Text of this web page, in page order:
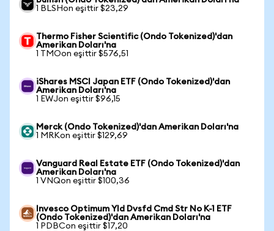
1 BLSHon eşittir $23,29
Thermo Fisher Scientific (Ondo Tokenized)'dan
Amerikan Doları'na
1 TMOon eşittir $576,51
iShares MSCI Japan ETF (Ondo Tokenized)'dan
Amerikan Doları'na
1 EWJon eşittir $96,15
Merck (Ondo Tokenized)'dan Amerikan Doları'na
1 MRKon eşittir $129,69
Vanguard Real Estate ETF (Ondo Tokenized)'dan
Amerikan Doları'na
1 VNQon eşittir $100,36
Invesco Optimum Yld Dvsfd Cmd Str No K-1 ETF
(Ondo Tokenized)'dan Amerikan Doları'na
1 PDBCon eşittir $17,20